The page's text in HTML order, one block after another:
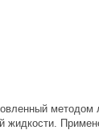
жидкости.